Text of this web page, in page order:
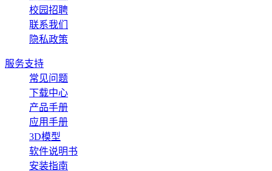
校园招聘
联系我们
隐私政策
服务支持
常见问题
下载中心
产品手册
应用手册
3D模型
软件说明书
安装指南